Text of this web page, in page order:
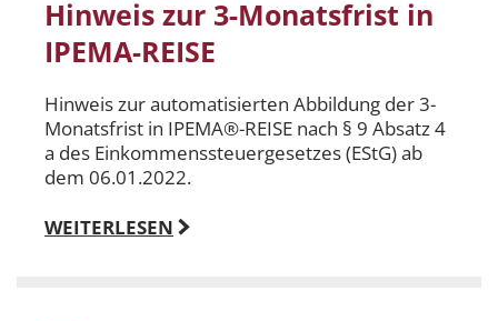
Hinweis zur 3-Monatsfrist in
IPEMA-REISE
Hinweis zur automatisierten Abbildung der 3-
Monatsfrist in IPEMA®-REISE nach § 9 Absatz 4
a des Einkommenssteuergesetzes (EStG) ab
dem 06.01.2022.
WEITERLESEN